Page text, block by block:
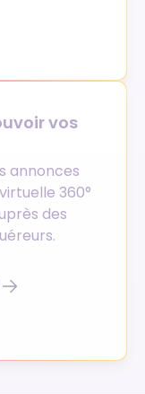
vos
annonces
360°
des